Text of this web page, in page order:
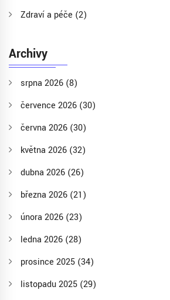
Zdraví a péče (2)
Archivy
srpna 2026 (8)
července 2026 (30)
června 2026 (30)
května 2026 (32)
dubna 2026 (26)
března 2026 (21)
února 2026 (23)
ledna 2026 (28)
prosince 2025 (34)
listopadu 2025 (29)